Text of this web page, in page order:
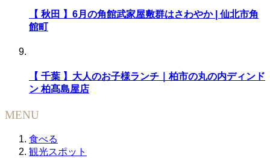
【 秋田 】6月の角館武家屋敷群はさわやか | 仙北市角
館町
【 千葉 】大人のお子様ランチ｜柏市の丸の内ディンド
ン 柏髙島屋店
MENU
食べる
観光スポット